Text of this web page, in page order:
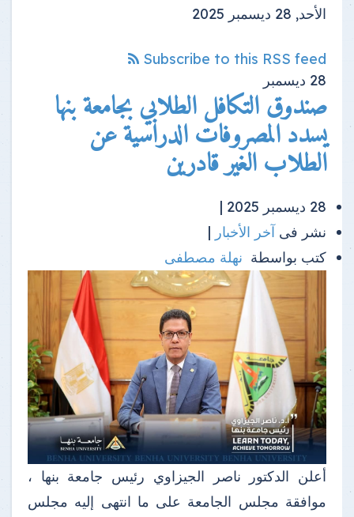
الأحد, 28 ديسمبر 2025
Subscribe to this RSS feed
28 ديسمبر
صندوق التكافل الطلابي بجامعة بنها
يسدد المصروفات الدراسية عن
الطلاب الغير قادرين
28 ديسمبر 2025 |
نشر فى آخر الأخبار |
كتب بواسطة نهلة مصطفى
أعلن الدكتور ناصر الجيزاوي رئيس جامعة بنها ،
موافقة مجلس الجامعة على ما انتهى إليه مجلس